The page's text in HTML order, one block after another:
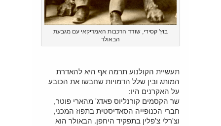
בוץ' קסידי, שודד הרכבות האמריקאי עם מגבעת
הבאולר
תעשיית הקולנוע תרמה אף היא להאדרת
המותג ובין שלל הדמויות שחבשו את הכובע
על האקרנים היו:
שר הקסמים קורנליוס פאדג' מהארי פוטר,
חברי הכנופייה הסאדיסטית בתפוז המכני,
וצ'רלי צ'פלין בתפקיד היחפן. הבאולר הוא